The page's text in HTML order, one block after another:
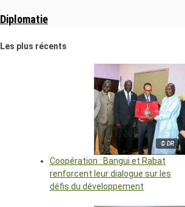
Diplomatie
Les plus récents
© DR
Coopération : Bangui et Rabat
renforcent leur dialogue sur les
défis du développement